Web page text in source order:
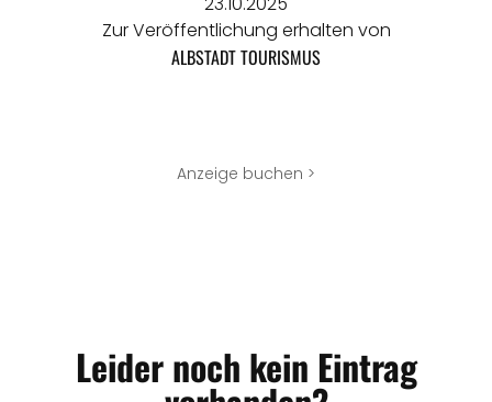
Zur Veröffentlichung erhalten von
ALBSTADT TOURISMUS
Anzeige buchen >
Leider noch kein Eintrag